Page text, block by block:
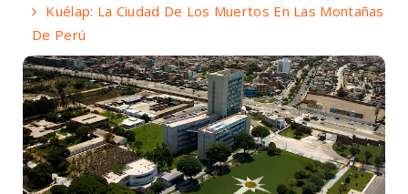
Kuélap: La Ciudad De Los Muertos En Las Montañas
De Perú